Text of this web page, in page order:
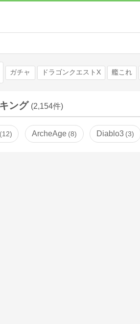
ガチャ ドラゴンクエストX 艦これ
ング (2,154件)
12 ArcheAge 8 Diablo3 3